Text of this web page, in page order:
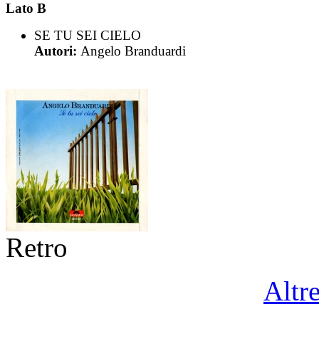
Lato B
SE TU SEI CIELO
Autori: Angelo Branduardi
Retro